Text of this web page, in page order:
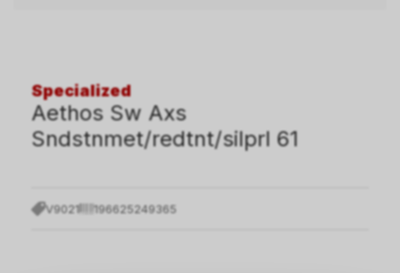
Specialized
Aethos Sw Axs
Sndstnmet/redtnt/silprl 61
V9021 196625249365